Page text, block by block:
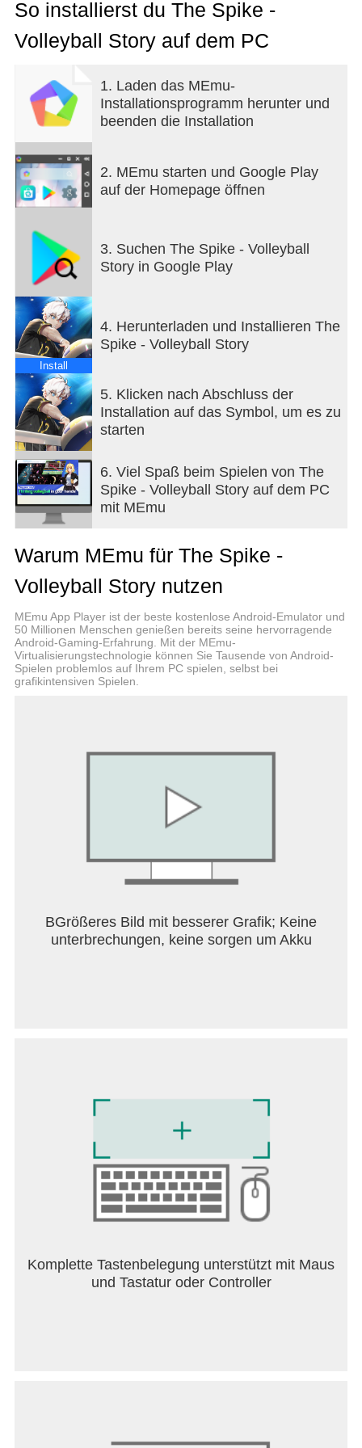
error to contain the appeal of volleyball!
■ Try out various volleyball strategies!
in a 3v3 volleyball match!
Achieve your greatest spike in diverse scenarios in
your screen!
Experience the immersion of actually playing on the
court yourself
by controlling only 1 player on the court from start
■ Appealing storyline!
Meet the attractive characters that appear in the
Join Siwoo with his journey in both volleyball and
inner growth.
■ Diverse volleyball contents!
Is normal volleyball boring for you? Enjoy different
types of volleyball
contents such as tournament, colosseum, beach
volleyball, and more.
So installierst du The Spike -
Volleyball Story auf dem PC
1. Laden das MEmu-
Installationsprogramm herunter und
beenden die Installation
2. MEmu starten und Google Play
auf der Homepage öffnen
3. Suchen The Spike - Volleyball
Story in Google Play
Install
4. Herunterladen und Installieren The
Spike - Volleyball Story
5. Klicken nach Abschluss der
Installation auf das Symbol, um es zu
starten
6. Viel Spaß beim Spielen von The
Spike - Volleyball Story auf dem PC
mit MEmu
Warum MEmu für The Spike -
Volleyball Story nutzen
MEmu App Player ist der beste kostenlose Android-Emulator und
50 Millionen Menschen genießen bereits seine hervorragende
Android-Gaming-Erfahrung. Mit der MEmu-
Virtualisierungstechnologie können Sie Tausende von Android-
Spielen problemlos auf Ihrem PC spielen, selbst bei
grafikintensiven Spielen.
BGrößeres Bild mit besserer Grafik; Keine
unterbrechungen, keine sorgen um Akku
Komplette Tastenbelegung unterstützt mit Maus
und Tastatur oder Controller